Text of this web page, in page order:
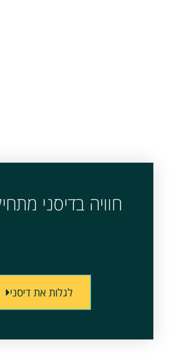
חוויה בדיסני
לגלות את דיסני